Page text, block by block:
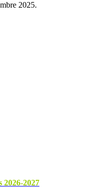
2025.
2027